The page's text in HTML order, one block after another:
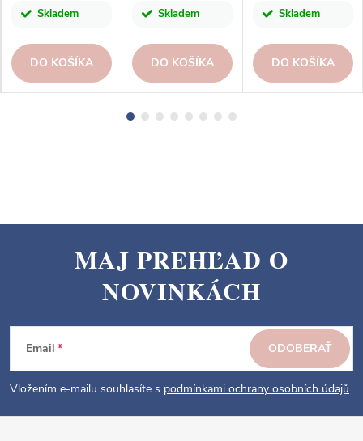
Skladem
DO KOŠÍKA
Skladem
DO KOŠÍKA
Skladem
DO KOŠÍKA
p
e
MAJ PREHĽAD O
NOVINKÁCH
Email
Vložením e-mailu souhlasíte s podmínkami ochrany osobních údajů
ODOBERAŤ